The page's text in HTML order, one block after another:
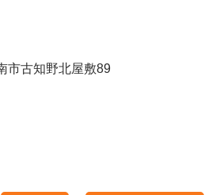
古知野北屋敷89